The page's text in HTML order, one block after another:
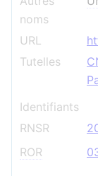
noms
URL
Tutelles
Identifiants
RNSR
ROR